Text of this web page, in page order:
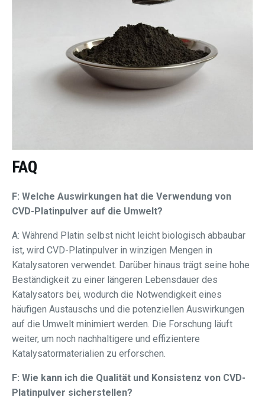
FAQ
F: Welche Auswirkungen hat die Verwendung von
CVD-Platinpulver auf die Umwelt?
A: Während Platin selbst nicht leicht biologisch abbaubar
ist, wird CVD-Platinpulver in winzigen Mengen in
Katalysatoren verwendet. Darüber hinaus trägt seine hohe
Beständigkeit zu einer längeren Lebensdauer des
Katalysators bei, wodurch die Notwendigkeit eines
häufigen Austauschs und die potenziellen Auswirkungen
auf die Umwelt minimiert werden. Die Forschung läuft
weiter, um noch nachhaltigere und effizientere
Katalysatormaterialien zu erforschen.
F: Wie kann ich die Qualität und Konsistenz von CVD-
Platinpulver sicherstellen?